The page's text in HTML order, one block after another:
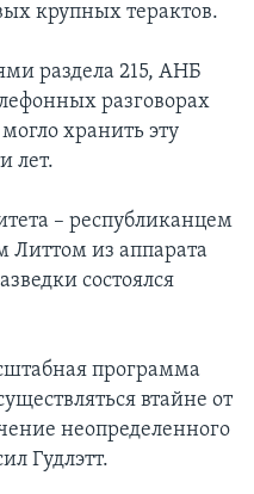
крупных терактов.
раздела 215, АНБ
разговорах
хранить эту
лет.
– республиканцем
Литтом из аппарата
состоялся
программа
втайне от
неопределенного
Гудлэтт.